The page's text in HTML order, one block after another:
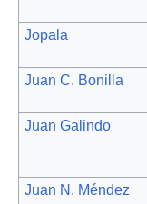
Jopala
Juan C. Bonilla
Juan Galindo
Juan N. Méndez